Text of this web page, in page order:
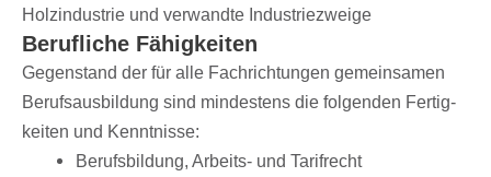
Holz­in­dus­trie und verwandte Industriezweige
Beruf­li­che Fähigkeiten
Gegen­stand der für alle Fach­rich­tun­gen gemein­sa­men
Berufs­aus­bil­dung sind mindes­tens die folgen­den Fertig­
kei­ten und Kenntnisse:
Berufs­bil­dung, Arbeits- und Tarifrecht